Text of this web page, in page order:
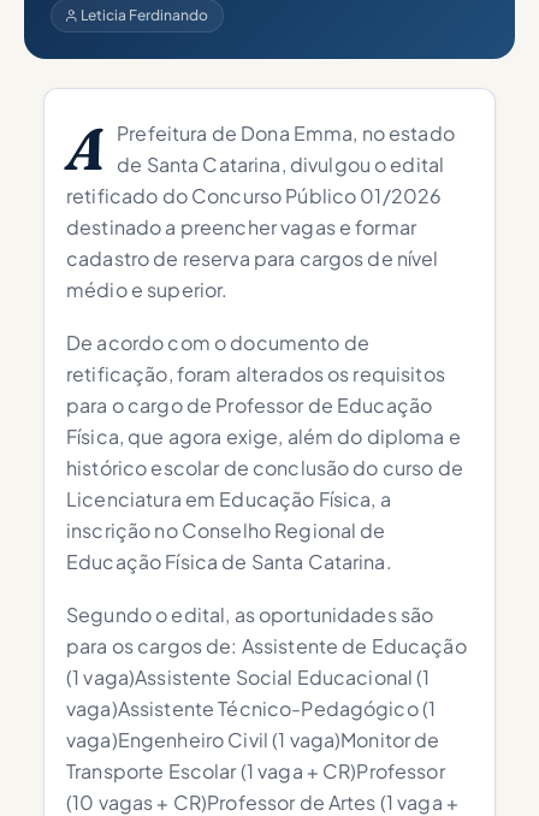
Leticia Ferdinando
A Prefeitura de Dona Emma, no estado
de Santa Catarina, divulgou o edital
retificado do Concurso Público 01/2026
destinado a preencher vagas e formar
cadastro de reserva para cargos de nível
médio e superior.
De acordo com o documento de
retificação, foram alterados os requisitos
para o cargo de Professor de Educação
Física, que agora exige, além do diploma e
histórico escolar de conclusão do curso de
Licenciatura em Educação Física, a
inscrição no Conselho Regional de
Educação Física de Santa Catarina.
Segundo o edital, as oportunidades são
para os cargos de: Assistente de Educação
(1 vaga)Assistente Social Educacional (1
vaga)Assistente Técnico-Pedagógico (1
vaga)Engenheiro Civil (1 vaga)Monitor de
Transporte Escolar (1 vaga + CR)Professor
(10 vagas + CR)Professor de Artes (1 vaga +